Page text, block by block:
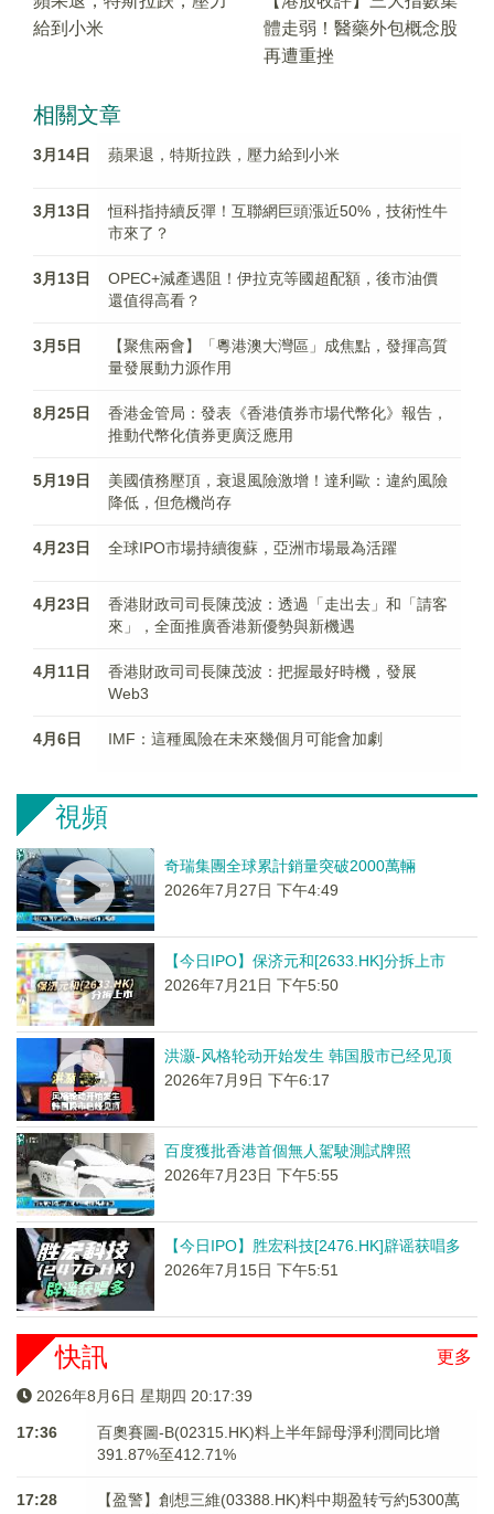
給到小米
體走弱！醫藥外包概念股
再遭重挫
相關文章
3月14日 蘋果退，特斯拉跌，壓力給到小米
3月13日
恒科指持續反彈！互聯網巨頭漲近50%，技術性牛
市來了？
3月13日
OPEC+減產遇阻！伊拉克等國超配額，後市油價
還值得高看？
3月5日
【聚焦兩會】「粵港澳大灣區」成焦點，發揮高質
量發展動力源作用
8月25日
香港金管局：發表《香港債券市場代幣化》報告，
推動代幣化債券更廣泛應用
5月19日
美國債務壓頂，衰退風險激增！達利歐：違約風險
降低，但危機尚存
4月23日 全球IPO市場持續復蘇，亞洲市場最為活躍
4月23日
香港財政司司長陳茂波：透過「走出去」和「請客
來」，全面推廣香港新優勢與新機遇
4月11日
香港財政司司長陳茂波：把握最好時機，發展
Web3
4月6日 IMF：這種風險在未來幾個月可能會加劇
視頻
奇瑞集團全球累計銷量突破2000萬輛
2026年7月27日 下午4:49
【今日IPO】保济元和[2633.HK]分拆上市
2026年7月21日 下午5:50
洪灏-风格轮动开始发生 韩国股市已经见顶
2026年7月9日 下午6:17
百度獲批香港首個無人駕駛測試牌照
2026年7月23日 下午5:55
【今日IPO】胜宏科技[2476.HK]辟谣获唱多
2026年7月15日 下午5:51
更多
快訊
2026年8月6日 星期四 20:17:40
17:36
百奧賽圖-B(02315.HK)料上半年歸母淨利潤同比增
391.87%至412.71%
17:28
【盈警】創想三維(03388.HK)料中期盈转亏約5300萬